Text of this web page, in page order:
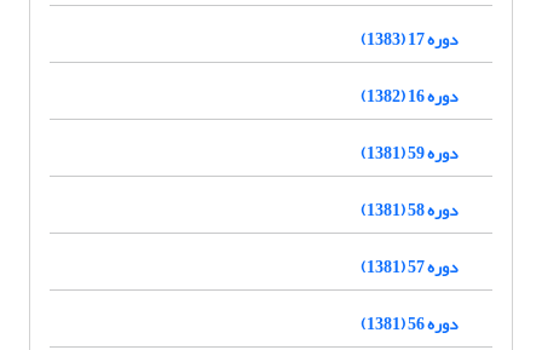
دوره 17 (1383)
دوره 16 (1382)
دوره 59 (1381)
دوره 58 (1381)
دوره 57 (1381)
دوره 56 (1381)